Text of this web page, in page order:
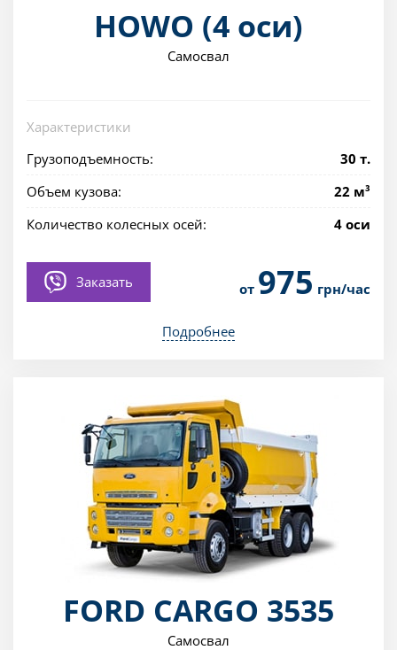
HOWO (4 оси)
Самосвал
Характеристики
Грузоподъемность:
30 т.
Объем кузова:
22 м³
Количество колесных осей:
4 оси
Заказать от 975 грн/час
Подробнее
FORD CARGO 3535
Самосвал